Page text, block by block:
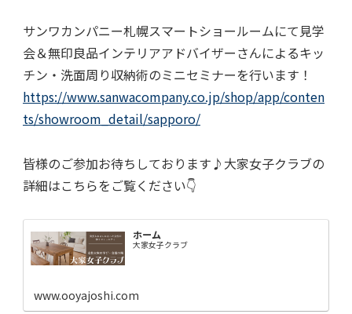
サンワカンパニー札幌スマートショールームにて見学
会＆無印良品インテリアアドバイザーさんによるキッ
チン・洗面周り収納術のミニセミナーを行います！
https://www.sanwacompany.co.jp/shop/app/conten
ts/showroom_detail/sapporo/
皆様のご参加お待ちしております♪大家女子クラブの
詳細はこちらをご覧ください👇
ホーム
大家女子クラブ
www.ooyajoshi.com